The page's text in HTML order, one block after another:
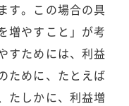
す。この場合の具
増やすこと」が考
すためには、利益
ために、たとえば
たしかに、利益増